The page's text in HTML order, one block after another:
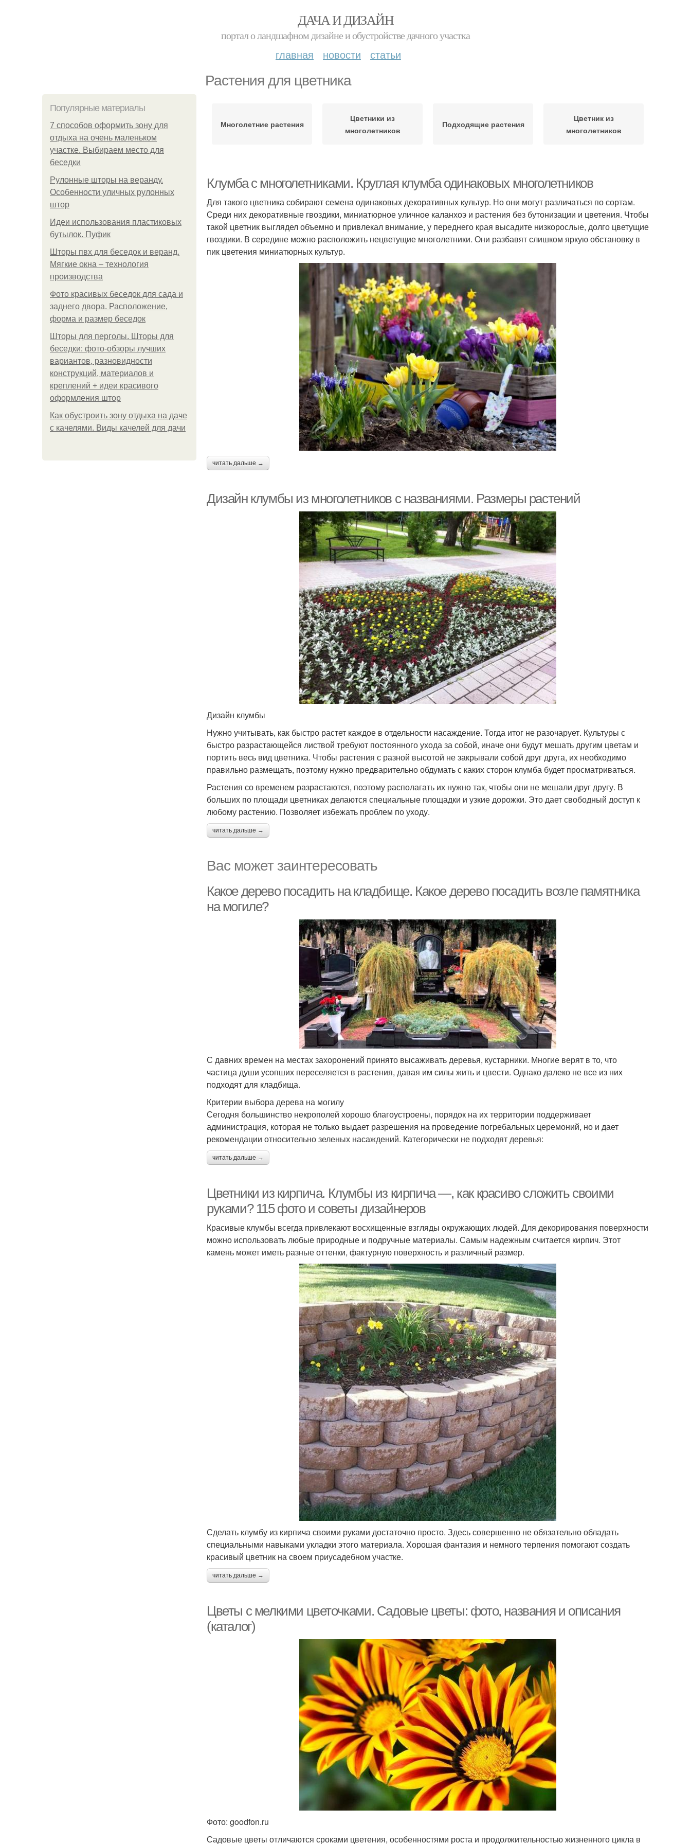
ДАЧА И ДИЗАЙН
портал о ландшафном дизайне и обустройстве дачного участка
главная новости статьи
Растения для цветника
Популярные материалы
7 способов оформить зону для
отдыха на очень маленьком
участке. Выбираем место для
беседки
Рулонные шторы на веранду.
Особенности уличных рулонных
штор
Идеи использования пластиковых
бутылок. Пуфик
Шторы пвх для беседок и веранд.
Мягкие окна – технология
производства
Фото красивых беседок для сада и
заднего двора. Расположение,
форма и размер беседок
Шторы для перголы. Шторы для
беседки: фото-обзоры лучших
вариантов, разновидности
конструкций, материалов и
креплений + идеи красивого
оформления штор
Как обустроить зону отдыха на даче
с качелями. Виды качелей для дачи
Многолетние растения
Цветники из
многолетников
Подходящие растения
Цветник из
многолетников
Клумба с многолетниками. Круглая клумба одинаковых многолетников
Для такого цветника собирают семена одинаковых декоративных культур. Но они могут различаться по сортам.
Среди них декоративные гвоздики, миниатюрное уличное каланхоэ и растения без бутонизации и цветения. Чтобы
такой цветник выглядел объемно и привлекал внимание, у переднего края высадите низкорослые, долго цветущие
гвоздики. В середине можно расположить нецветущие многолетники. Они разбавят слишком яркую обстановку в
пик цветения миниатюрных культур.
читать дальше →
Дизайн клумбы из многолетников с названиями. Размеры растений
Дизайн клумбы
Нужно учитывать, как быстро растет каждое в отдельности насаждение. Тогда итог не разочарует. Культуры с
быстро разрастающейся листвой требуют постоянного ухода за собой, иначе они будут мешать другим цветам и
портить весь вид цветника. Чтобы растения с разной высотой не закрывали собой друг друга, их необходимо
правильно размещать, поэтому нужно предварительно обдумать с каких сторон клумба будет просматриваться.
Растения со временем разрастаются, поэтому располагать их нужно так, чтобы они не мешали друг другу. В
больших по площади цветниках делаются специальные площадки и узкие дорожки. Это дает свободный доступ к
любому растению. Позволяет избежать проблем по уходу.
читать дальше →
Вас может заинтересовать
Какое дерево посадить на кладбище. Какое дерево посадить возле памятника
на могиле?
С давних времен на местах захоронений принято высаживать деревья, кустарники. Многие верят в то, что
частица души усопших переселяется в растения, давая им силы жить и цвести. Однако далеко не все из них
подходят для кладбища.
Критерии выбора дерева на могилу
Сегодня большинство некрополей хорошо благоустроены, порядок на их территории поддерживает
администрация, которая не только выдает разрешения на проведение погребальных церемоний, но и дает
рекомендации относительно зеленых насаждений. Категорически не подходят деревья:
читать дальше →
Цветники из кирпича. Клумбы из кирпича —, как красиво сложить своими
руками? 115 фото и советы дизайнеров
Красивые клумбы всегда привлекают восхищенные взгляды окружающих людей. Для декорирования поверхности
можно использовать любые природные и подручные материалы. Самым надежным считается кирпич. Этот
камень может иметь разные оттенки, фактурную поверхность и различный размер.
Сделать клумбу из кирпича своими руками достаточно просто. Здесь совершенно не обязательно обладать
специальными навыками укладки этого материала. Хорошая фантазия и немного терпения помогают создать
красивый цветник на своем приусадебном участке.
читать дальше →
Цветы с мелкими цветочками. Садовые цветы: фото, названия и описания
(каталог)
Фото: goodfon.ru
Садовые цветы отличаются сроками цветения, особенностями роста и продолжительностью жизненного цикла в